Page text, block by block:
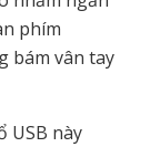
phím
bám vân tay
USB này